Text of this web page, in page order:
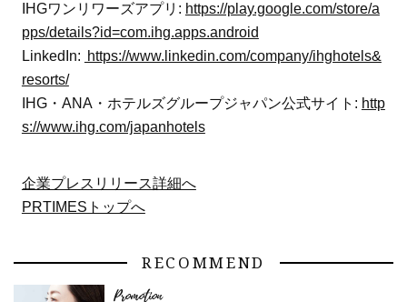
IHGワンリワーズアプリ: https://play.google.com/store/a
pps/details?id=com.ihg.apps.android
LinkedIn: https://www.linkedin.com/company/ihghotels&
resorts/
IHG・ANA・ホテルズグループジャパン公式サイト: http
s://www.ihg.com/japanhotels
企業プレスリリース詳細へ
PRTIMESトップへ
RECOMMEND